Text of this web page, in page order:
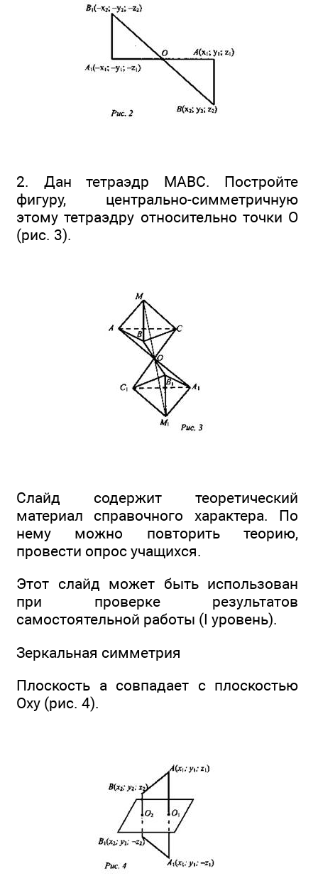
2. Дан тетраэдр МАВС. Постройте
фигуру, центрально-симметричную
этому тетраэдру относительно точки О
(рис. 3).
Слайд содержит теоретический
материал справочного характера. По
нему можно повторить теорию,
провести опрос учащихся.
Этот слайд может быть использован
при проверке результатов
самостоятельной работы (I уровень).
Зеркальная симметрия
Плоскость а совпадает с плоскостью
Оху (рис. 4).